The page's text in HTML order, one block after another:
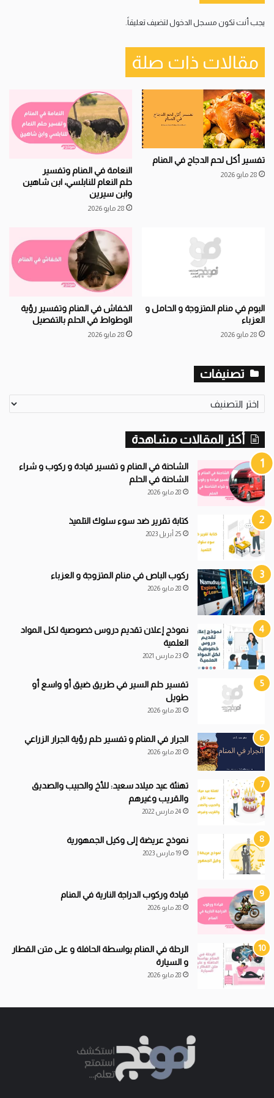
يجب أنت تكون مسجل الدخول لتضيف تعليقاً.
مقالات ذات صلة
تفسير أكل لحم الدجاج في المنام
28 مايو 2026
النعامة في المنام وتفسير
حلم النعام للنابلسي، ابن شاهين
وابن سيرين
28 مايو 2026
البوم في منام المتزوجة و الحامل و
العزباء
28 مايو 2026
الخفاش في المنام وتفسير رؤية
الوطواط في الحلم بالتفصيل
28 مايو 2026
تصنيفات
ص
ف
ا
ت
أكثر المقالات مشاهدة
الشاحنة في المنام و تفسير قيادة و ركوب و شراء
الشاحنة في الحلم
28 مايو 2026
كتابة تقرير ضد سوء سلوك التلميذ
25 أبريل 2023
ركوب الباص في منام المتزوجة و العزباء
28 مايو 2026
نموذج إعلان تقديم دروس خصوصية لكل المواد
العلمية
23 مارس 2021
تفسير حلم السير في طريق ضيق أو واسع أو
طويل
28 مايو 2026
الجرار في المنام و تفسير حلم رؤية الجرار الزراعي
28 مايو 2026
تهنئة عيد ميلاد سعيد: للأخ والحبيب والصديق
والقريب وغيرهم
24 مارس 2022
نموذج عريضة إلى وكيل الجمهورية
19 مارس 2023
قيادةوركوب الدراجة النارية في المنام
28 مايو 2026
الرحلة في المنام بواسطة الحافلة و على متن القطار
و السيارة
28 مايو 2026